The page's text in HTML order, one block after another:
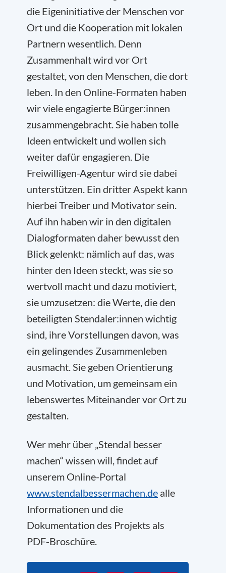
die Eigeninitiative der Menschen vor
Ort und die Kooperation mit lokalen
Partnern wesentlich. Denn
Zusammenhalt wird vor Ort
gestaltet, von den Menschen, die dort
leben. In den Online-Formaten haben
wir viele engagierte Bürger:innen
zusammengebracht. Sie haben tolle
Ideen entwickelt und wollen sich
weiter dafür engagieren. Die
Freiwilligen-Agentur wird sie dabei
unterstützen. Ein dritter Aspekt kann
hierbei Treiber und Motivator sein.
Auf ihn haben wir in den digitalen
Dialogformaten daher bewusst den
Blick gelenkt: nämlich auf das, was
hinter den Ideen steckt, was sie so
wertvoll macht und dazu motiviert,
sie umzusetzen: die Werte, die den
beteiligten Stendaler:innen wichtig
sind, ihre Vorstellungen davon, was
ein gelingendes Zusammenleben
ausmacht. Sie geben Orientierung
und Motivation, um gemeinsam ein
lebenswertes Miteinander vor Ort zu
gestalten.
Wer mehr über „Stendal besser
machen“ wissen will, findet auf
unserem Online-Portal
www.stendalbessermachen.de alle
Informationen und die
Dokumentation des Projekts als
PDF-Broschüre.